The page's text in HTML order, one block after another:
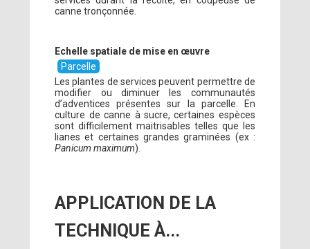
canne tronçonnée.
Echelle spatiale de mise en œuvre
Parcelle
Les plantes de services peuvent permettre de
modifier ou diminuer les communautés
d’adventices présentes sur la parcelle. En
culture de canne à sucre, certaines espèces
sont difficilement maitrisables telles que les
lianes et certaines grandes graminées (ex :
Panicum maximum).
APPLICATION DE LA
TECHNIQUE À...